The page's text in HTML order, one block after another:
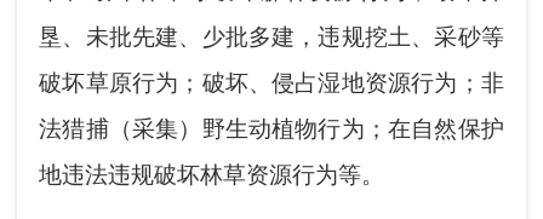
垦、未批先建、少批多建，违规挖土、采砂等
破坏草原行为；破坏、侵占湿地资源行为；非
法猎捕（采集）野生动植物行为；在自然保护
地违法违规破坏林草资源行为等。